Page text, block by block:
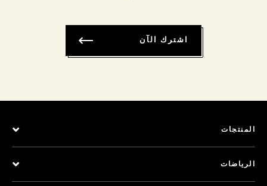
اشترك الآن
المنتجات
الرياضات